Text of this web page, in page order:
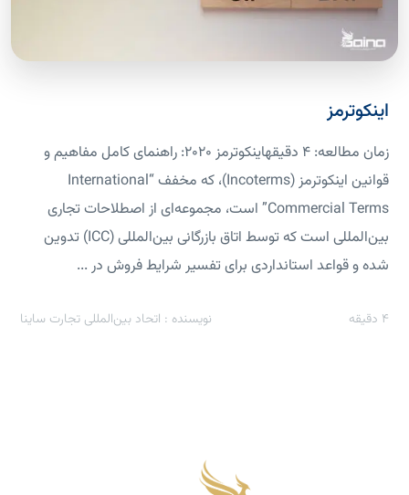
اینکوترمز
زمان مطالعه: 4 دقیقهاینکوترمز ۲۰۲۰: راهنمای کامل مفاهیم و
قوانین اینکوترمز (Incoterms)، که مخفف “International
Commercial Terms” است، مجموعه‌ای از اصطلاحات تجاری
بین‌المللی است که توسط اتاق بازرگانی بین‌المللی (ICC) تدوین
شده و قواعد استانداردی برای تفسیر شرایط فروش در ...
4 دقیقه نویسنده : اتحاد بین‌المللی تجارت ساینا